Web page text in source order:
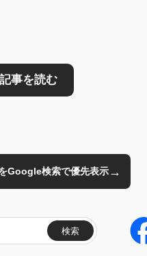
Google検索で優先表示→
検索